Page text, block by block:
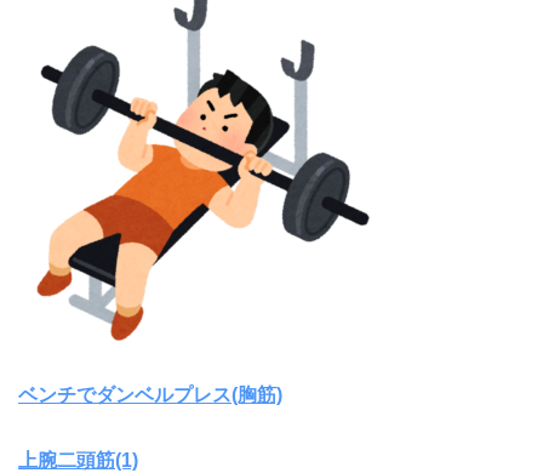
ベンチでダンベルプレス(胸筋)
上腕二頭筋(1)